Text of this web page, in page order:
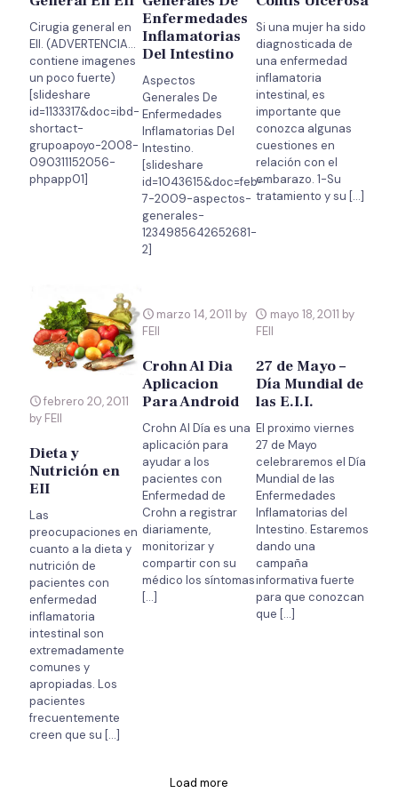
Cirugia general en
EII. (ADVERTENCIA…
contiene imagenes
un poco fuerte)
[slideshare
id=1133317&doc=ibd-
shortact-
grupoapoyo-2008-
090311152056-
phpapp01]
Enfermedades
Inflamatorias
Del Intestino
Aspectos
Generales De
Enfermedades
Inflamatorias Del
Intestino.
[slideshare
id=1043615&doc=feb-
7-2009-aspectos-
generales-
1234985642652681-
2]
Si una mujer ha sido
diagnosticada de
una enfermedad
inflamatoria
intestinal, es
importante que
conozca algunas
cuestiones en
relación con el
embarazo. 1-Su
tratamiento y su […]
febrero 20, 2011
by FEII
Dieta y
Nutrición en
EII
Las
preocupaciones en
cuanto a la dieta y
nutrición de
pacientes con
enfermedad
inflamatoria
intestinal son
extremadamente
comunes y
apropiadas. Los
pacientes
frecuentemente
creen que su […]
marzo 14, 2011 by
FEII
Crohn Al Dia
Aplicacion
Para Android
Crohn Al Día es una
aplicación para
ayudar a los
pacientes con
Enfermedad de
Crohn a registrar
diariamente,
monitorizar y
compartir con su
médico los síntomas
[…]
mayo 18, 2011 by
FEII
27 de Mayo –
Día Mundial de
las E.I.I.
El proximo viernes
27 de Mayo
celebraremos el Día
Mundial de las
Enfermedades
Inflamatorias del
Intestino. Estaremos
dando una
campaña
informativa fuerte
para que conozcan
que […]
Load more